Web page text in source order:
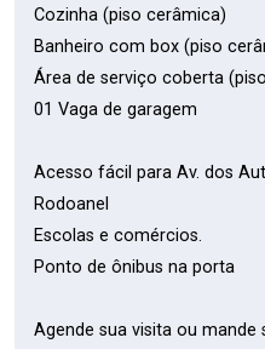
Cozinha (piso cerâmica)
Banheiro com box (piso
Área de serviço coberta
01 Vaga de garagem
Acesso fácil para Av. dos
Rodoanel
Escolas e comércios.
Ponto de ônibus na porta
Agende sua visita ou